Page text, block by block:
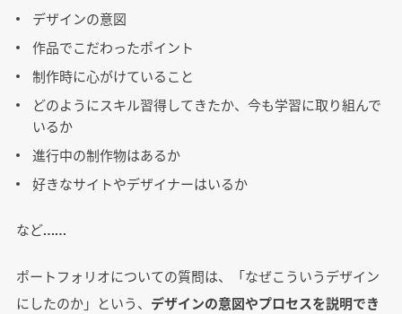
デザインの意図
作品でこだわったポイント
制作時に心がけていること
どのようにスキル習得してきたか、今も学習に取り組んで
いるか
進行中の制作物はあるか
好きなサイトやデザイナーはいるか
など……
ポートフォリオについての質問は、「なぜこういうデザイン
にしたのか」という、 デザインの意図やプロセスを説明でき